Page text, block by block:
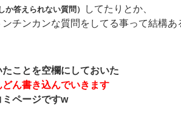
か答えられない質問）
してたりとか、
チンカンな質問をしてる事って結構あ
ことを空欄にしておいた
ん書き込んでいきます
ページですw